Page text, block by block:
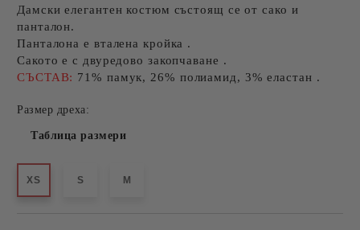
Дамски елегантен костюм състоящ се от сако и
панталон.
Панталона е вталена кройка .
Сакото е с двуредово закопчаване .
СЪСТАВ: 71% памук, 26% полиамид, 3% еластан .
Размер дреха:
Таблица размери
XS S M